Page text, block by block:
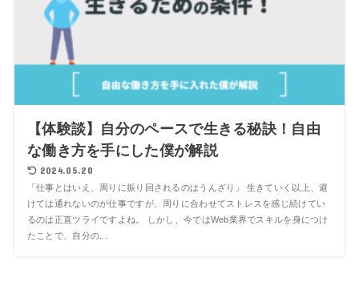
【体験談】自分のペースで生きる秘訣！自由
な働き方を手にした僕が解説
2024.05.20
「仕事とはいえ、周りに振り回されるのはうんざり」 生きていく以上、避
けては通れないのが仕事ですが、周りに合わせてストレスを感じ続けてい
るのは正直ツライですよね。 しかし、今ではWeb業界でスキルを身につけ
たことで、自分の...